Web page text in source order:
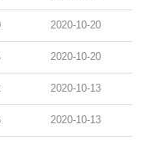
2020-10-20
2020-10-20
2020-10-13
2020-10-13